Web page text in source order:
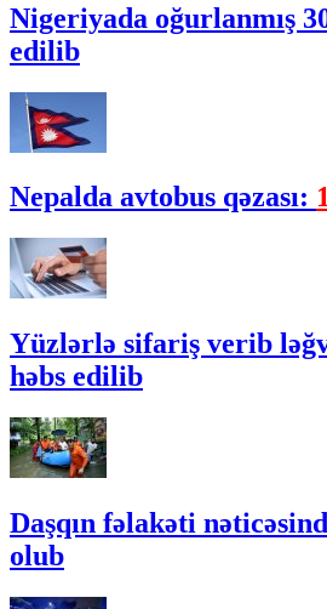
Nigeriyada oğurlanmış
edilib
Nepalda avtobus qəzası:
Yüzlərlə sifariş verib
həbs edilib
Daşqın fəlakəti
olub